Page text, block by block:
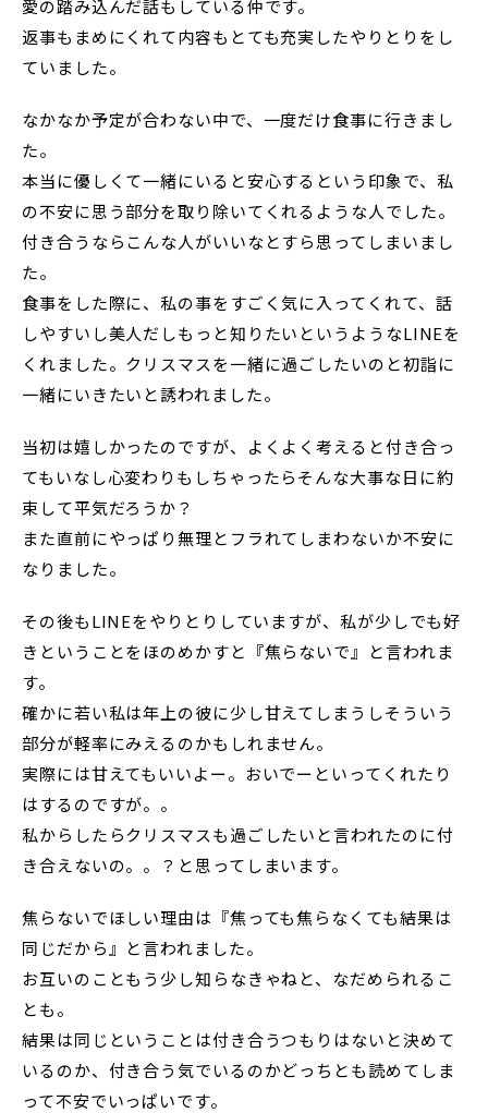
愛の踏み込んだ話もしている仲です。
返事もまめにくれて内容もとても充実したやりとりをし
ていました。
なかなか予定が合わない中で、一度だけ食事に行きまし
た。
本当に優しくて一緒にいると安心するという印象で、私
の不安に思う部分を取り除いてくれるような人でした。
付き合うならこんな人がいいなとすら思ってしまいまし
た。
食事をした際に、私の事をすごく気に入ってくれて、話
しやすいし美人だしもっと知りたいというようなLINEを
くれました。クリスマスを一緒に過ごしたいのと初詣に
一緒にいきたいと誘われました。
当初は嬉しかったのですが、よくよく考えると付き合っ
てもいなし心変わりもしちゃったらそんな大事な日に約
束して平気だろうか？
また直前にやっぱり無理とフラれてしまわないか不安に
なりました。
その後もLINEをやりとりしていますが、私が少しでも好
きということをほのめかすと『焦らないで』と言われま
す。
確かに若い私は年上の彼に少し甘えてしまうしそういう
部分が軽率にみえるのかもしれません。
実際には甘えてもいいよー。おいでーといってくれたり
はするのですが。。
私からしたらクリスマスも過ごしたいと言われたのに付
き合えないの。。？と思ってしまいます。
焦らないでほしい理由は『焦っても焦らなくても結果は
同じだから』と言われました。
お互いのこともう少し知らなきゃねと、なだめられるこ
とも。
結果は同じということは付き合うつもりはないと決めて
いるのか、付き合う気でいるのかどっちとも読めてしま
って不安でいっぱいです。